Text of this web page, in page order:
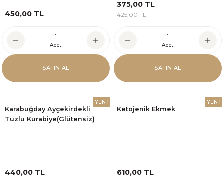
450,00 TL
Adet
SATIN AL
375,00 TL
425,00 TL
Adet
SATIN AL
YENİ
Karabuğday Ayçekirdekli
Tuzlu Kurabiye(Glütensiz)
440,00 TL
YENİ
Ketojenik Ekmek
610,00 TL